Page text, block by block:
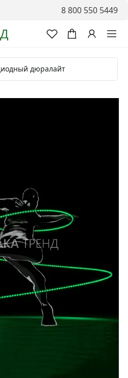
8 800 550 5449
дюралайт